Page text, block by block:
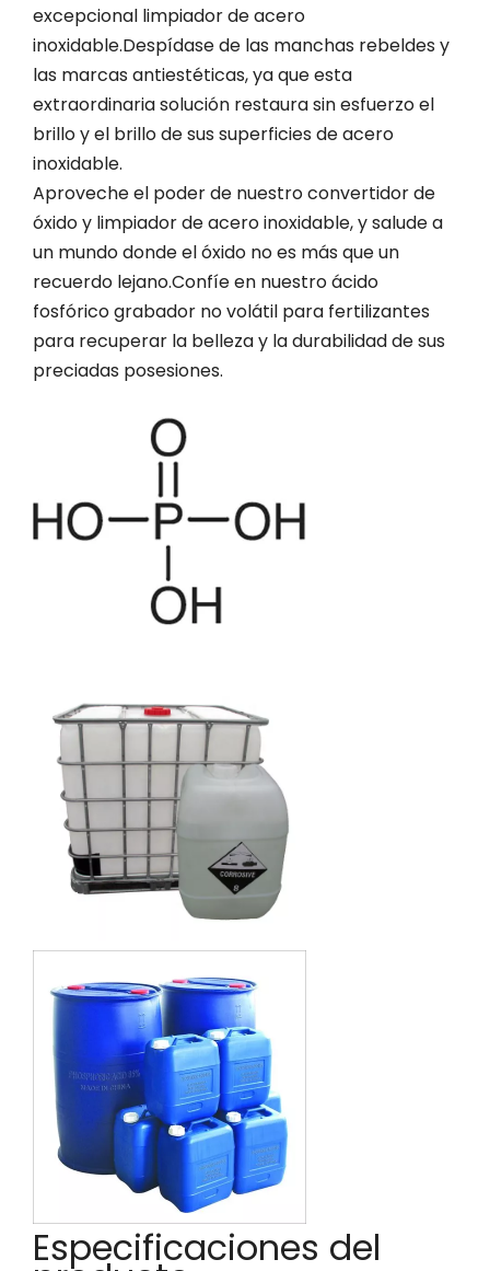
excepcional limpiador de acero
inoxidable.Despídase de las manchas rebeldes y
las marcas antiestéticas, ya que esta
extraordinaria solución restaura sin esfuerzo el
brillo y el brillo de sus superficies de acero
inoxidable.
Aproveche el poder de nuestro convertidor de
óxido y limpiador de acero inoxidable, y salude a
un mundo donde el óxido no es más que un
recuerdo lejano.Confíe en nuestro ácido
fosfórico grabador no volátil para fertilizantes
para recuperar la belleza y la durabilidad de sus
preciadas posesiones.
Especificaciones del